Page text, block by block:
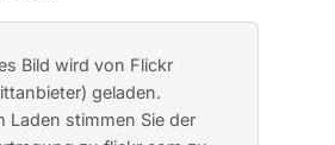
Bild wird von Flickr
geladen.
Laden stimmen Sie der